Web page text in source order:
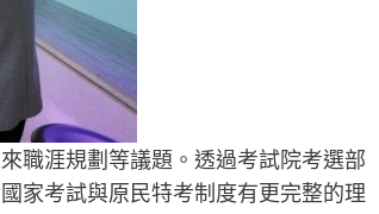
職涯規劃等議題。透過考試院考選部
家考試與原民特考制度有更完整的理